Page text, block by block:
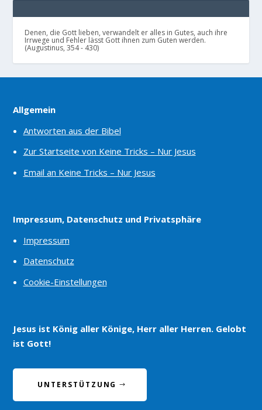
Denen, die Gott lieben, verwandelt er alles in Gutes, auch ihre
Irrwege und Fehler lässt Gott ihnen zum Guten werden.
(Augustinus, 354 - 430)
Allgemein
Antworten aus der Bibel
Zur Startseite von Keine Tricks – Nur Jesus
Email an Keine Tricks – Nur Jesus
Impressum, Datenschutz und Privatsphäre
Impressum
Datenschutz
Cookie-Einstellungen
Jesus ist König aller Könige, Herr aller Herren. Gelobt
ist Gott!
UNTERSTÜTZUNG